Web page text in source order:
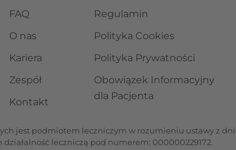
FAQ
O nas
Kariera
Zespół
Kontakt
Regulamin
Polityka Cookies
Polityka Prywatności
Obowiązek Informacyjny
dla Pacjenta
jest podmiotem leczniczym w rozumieniu ustawy z dnia
leczniczą pod numerem: 000000229172.